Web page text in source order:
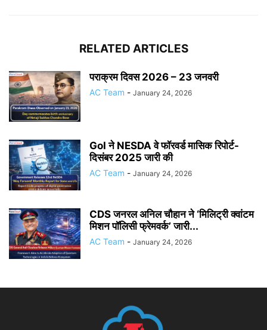
RELATED ARTICLES
पराक्रम दिवस 2026 – 23 जनवरी
AC Team - January 24, 2026
GoI ने NESDA वे फॉरवर्ड मासिक रिपोर्ट-
दिसंबर 2025 जारी की
AC Team - January 24, 2026
CDS जनरल अनिल चौहान ने ‘मिलिट्री क्वांटम
मिशन पॉलिसी फ्रेमवर्क’ जारी...
AC Team - January 24, 2026